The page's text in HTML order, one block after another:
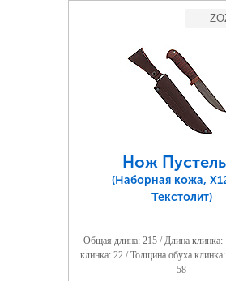
Нож
(Наборная кожа,
Текстолит)
Общая длина: 215 / Длина
клинка: 22 / Толщина обуха
58